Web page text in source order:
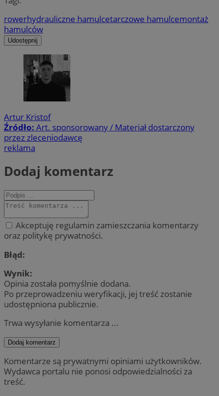
rowerhydrauliczne hamulcetarczowe hamulcemontaż
hamulców
Udostępnij
Artur Kristof
Źródło: Art. sponsorowany / Materiał dostarczony
przez zleceniodawcę
reklama
Dodaj komentarz
Akceptuję regulamin zamieszczania komentarzy
oraz politykę prywatności.
Błąd:
Wynik:
Opinia została pomyślnie dodana.
Po przeprowadzeniu weryfikacji, jej treść zostanie
udostępniona publicznie.
Trwa wysyłanie komentarza ...
Dodaj komentarz
Komentarze są prywatnymi opiniami użytkowników.
Wydawca portalu nie ponosi odpowiedzialności za
treść.